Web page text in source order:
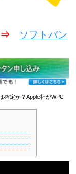
⇒ ソフトバン
確定か？Apple社がWPC